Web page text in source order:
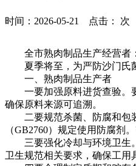
时间：2026-05-21 点击： 次
全市熟肉制品生产经营者：
夏季将至，为严防沙门氏菌
一、熟肉制品生产者
一要加强原料进货查验。要
确保原料来源可追溯。
二要规范杀菌、防腐和包装
（GB2760）规定使用防腐剂
三要强化冷却与环境卫生。
卫生规范相关要求，确保工用